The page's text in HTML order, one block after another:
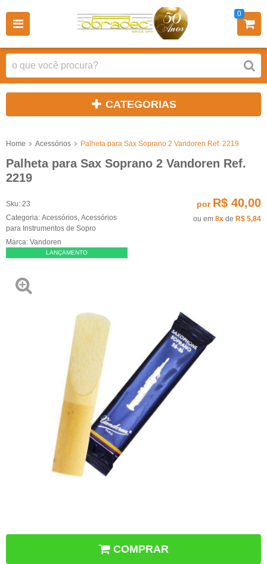
0
CATEGORIAS
Home Acessórios Palheta para Sax Soprano 2 Vandoren Ref. 2219
Palheta para Sax Soprano 2 Vandoren Ref.
2219
Sku: 23
Categoria: Acessórios Acessórios
para Instrumentos de Sopro
Marca: Vandoren
LANÇAMENTO
por R$ 40,00
ou em 8x de R$ 5,84
COMPRAR